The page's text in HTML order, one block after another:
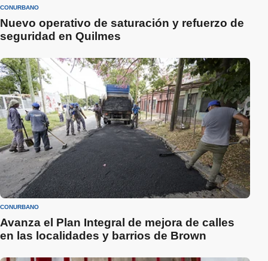
CONURBANO
Nuevo operativo de saturación y refuerzo de
seguridad en Quilmes
CONURBANO
Avanza el Plan Integral de mejora de calles
en las localidades y barrios de Brown